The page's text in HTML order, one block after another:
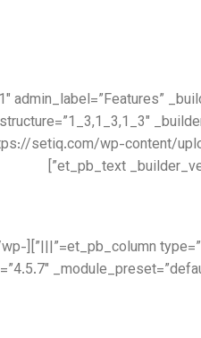
custom_padding__hover=”|||”][et_pb_audio
setiq.com/wp-